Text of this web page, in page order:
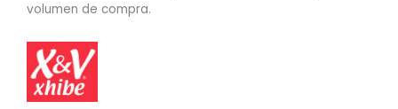
volumen de compra.